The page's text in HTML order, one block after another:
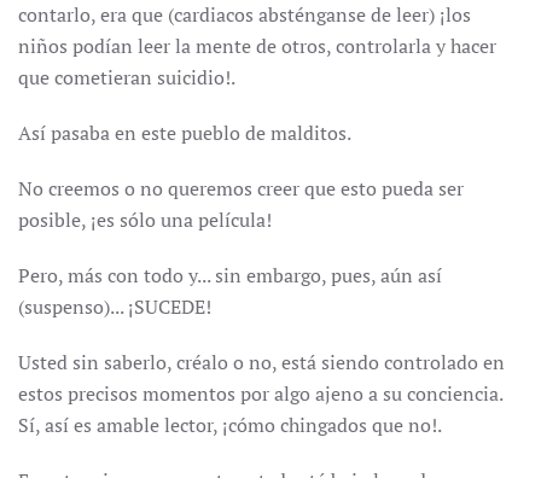
contarlo, era que (cardiacos absténganse de leer) ¡los
niños podían leer la mente de otros, controlarla y hacer
que cometieran suicidio!.
Así pasaba en este pueblo de malditos.
No creemos o no queremos creer que esto pueda ser
posible, ¡es sólo una película!
Pero, más con todo y... sin embargo, pues, aún así
(suspenso)... ¡SUCEDE!
Usted sin saberlo, créalo o no, está siendo controlado en
estos precisos momentos por algo ajeno a su conciencia.
Sí, así es amable lector, ¡cómo chingados que no!.